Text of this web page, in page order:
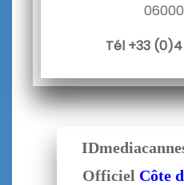
Tél +33 (0)4
Officiel Côte